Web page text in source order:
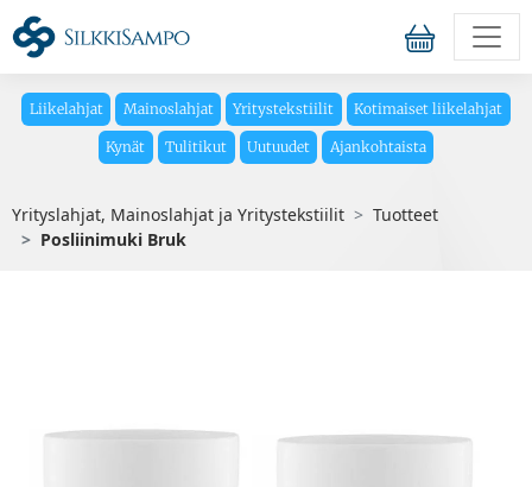
Liikelahjat Mainoslahjat Yritystekstiilit Kotimaiset liikelahjat
Kynät Tulitikut Uutuudet Ajankohtaista
Yrityslahjat, Mainoslahjat ja Yritystekstiilit
Tuotteet
Posliinimuki Bruk